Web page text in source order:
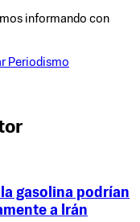
informando con
Periodismo
gasolina podrían
a Irán